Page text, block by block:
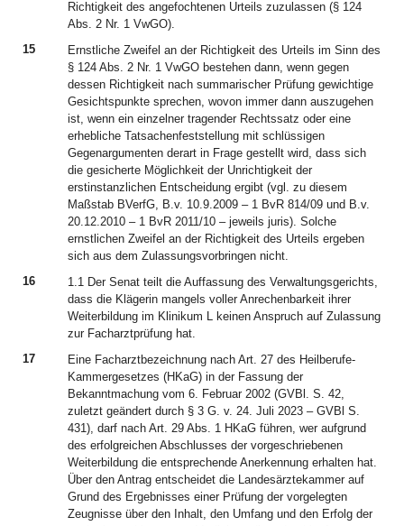
Richtigkeit des angefochtenen Urteils zuzulassen (§ 124
Abs. 2 Nr. 1 VwGO).
15
Ernstliche Zweifel an der Richtigkeit des Urteils im Sinn des
§ 124 Abs. 2 Nr. 1 VwGO bestehen dann, wenn gegen
dessen Richtigkeit nach summarischer Prüfung gewichtige
Gesichtspunkte sprechen, wovon immer dann auszugehen
ist, wenn ein einzelner tragender Rechtssatz oder eine
erhebliche Tatsachenfeststellung mit schlüssigen
Gegenargumenten derart in Frage gestellt wird, dass sich
die gesicherte Möglichkeit der Unrichtigkeit der
erstinstanzlichen Entscheidung ergibt (vgl. zu diesem
Maßstab BVerfG, B.v. 10.9.2009 – 1 BvR 814/09 und B.v.
20.12.2010 – 1 BvR 2011/10 – jeweils juris). Solche
ernstlichen Zweifel an der Richtigkeit des Urteils ergeben
sich aus dem Zulassungsvorbringen nicht.
16
1.1 Der Senat teilt die Auffassung des Verwaltungsgerichts,
dass die Klägerin mangels voller Anrechenbarkeit ihrer
Weiterbildung im Klinikum L keinen Anspruch auf Zulassung
zur Facharztprüfung hat.
17
Eine Facharztbezeichnung nach Art. 27 des Heilberufe-
Kammergesetzes (HKaG) in der Fassung der
Bekanntmachung vom 6. Februar 2002 (GVBl. S. 42,
zuletzt geändert durch § 3 G. v. 24. Juli 2023 – GVBl S.
431), darf nach Art. 29 Abs. 1 HKaG führen, wer aufgrund
des erfolgreichen Abschlusses der vorgeschriebenen
Weiterbildung die entsprechende Anerkennung erhalten hat.
Über den Antrag entscheidet die Landesärztekammer auf
Grund des Ergebnisses einer Prüfung der vorgelegten
Zeugnisse über den Inhalt, den Umfang und den Erfolg der